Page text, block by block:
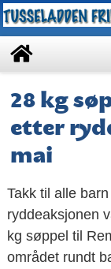
28 kg
etter
mai
Takk til alle
ryddeaksjonen
kg søppel til
området rundt